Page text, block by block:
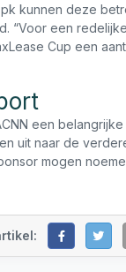
kunnen deze
“Voor een
Cup een
een belangrijke
uit naar de
mogen